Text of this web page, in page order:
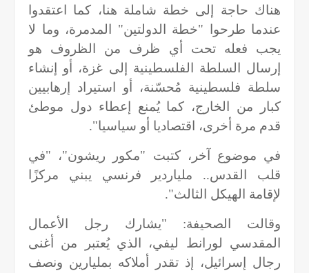
هناك حاجة إلى خطة شاملة هنا، كما اعتقدوا
عندما طرحوا "خطة الدولتين" المدمرة، وما لا
يجب فعله تحت أي ظرف من الظروف هو
إرسال السلطة الفلسطينية إلى غزة، أو إنشاء
سلطة فلسطينية مُحسّنة، أو استيراد إرهابيين
كبار من الخارج، كما يُمنع إعطاء دول موطئ
قدم مرة أخرى، اقتصاديا أو سياسيا".
في موضوع آخر، كتبت "مكور ريشون"، "في
قلب القدس.. ملياردير فرنسي يبني مركزًا
لإقامة الهيكل الثالث".
وقالت الصحيفة: "يشارك رجل الأعمال
المقدسي لورانط ليفي، الذي يُعتبر من أغنى
رجال إسرائيل، إذ تقدر أملاكه بمليارين ونصف